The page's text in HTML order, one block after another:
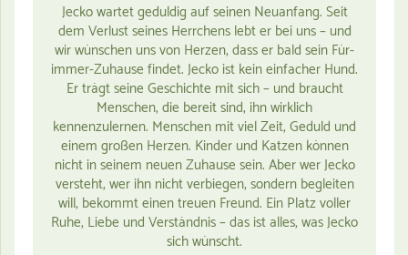
Jecko wartet geduldig auf seinen Neuanfang. Seit
dem Verlust seines Herrchens lebt er bei uns – und
wir wünschen uns von Herzen, dass er bald sein Für-
immer-Zuhause findet. Jecko ist kein einfacher Hund.
Er trägt seine Geschichte mit sich – und braucht
Menschen, die bereit sind, ihn wirklich
kennenzulernen. Menschen mit viel Zeit, Geduld und
einem großen Herzen. Kinder und Katzen können
nicht in seinem neuen Zuhause sein. Aber wer Jecko
versteht, wer ihn nicht verbiegen, sondern begleiten
will, bekommt einen treuen Freund. Ein Platz voller
Ruhe, Liebe und Verständnis – das ist alles, was Jecko
sich wünscht.